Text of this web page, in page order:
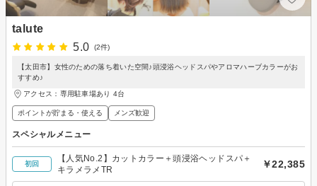
talute
5.0
(2件)
【太田市】女性のための落ち着いた空間♪頭浸浴ヘッドスパやアロマハーブカラーがお
すすめ♪
アクセス：専用駐車場あり 4台
ポイントが貯まる・使える メンズ歓迎
スペシャルメニュー
初回
【人気No.2】カットカラー＋頭浸浴ヘッドスパ＋
キラメラメTR
￥22,385